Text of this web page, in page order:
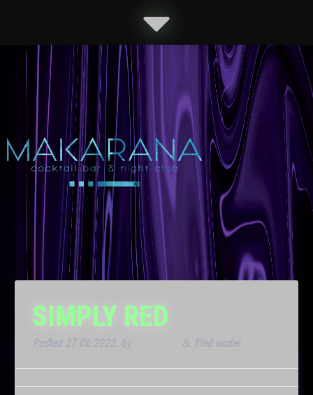
SIMPLY RED
Posted 27.06.2023. by & filed under .